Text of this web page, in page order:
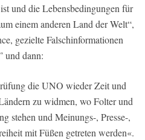
und die Lebensbedingungen für
einem anderen Land der Welt“,
gezielte Falschinformationen
und dann:
die UNO wieder Zeit und
zu widmen, wo Folter und
stehen und Meinungs-, Presse-,
mit Füßen getreten werden«.